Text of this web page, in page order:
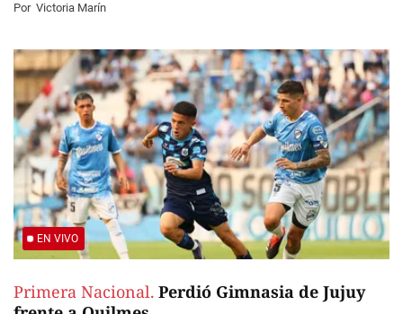
Por Victoria Marín
EN VIVO
Primera Nacional. Perdió Gimnasia de Jujuy